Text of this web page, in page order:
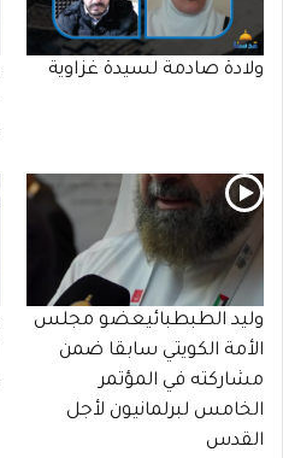
ولادة صادمة لسيدة غزاوية
وليد الطبطبائيعضو مجلس
الأمة الكويتي سابقا ضمن
مشاركته في المؤتمر
الخامس لبرلمانيون لأجل
القدس